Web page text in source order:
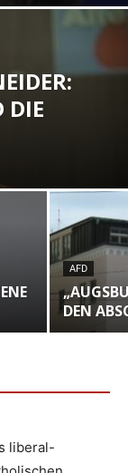
DIE
AFD
DEN
liberal-